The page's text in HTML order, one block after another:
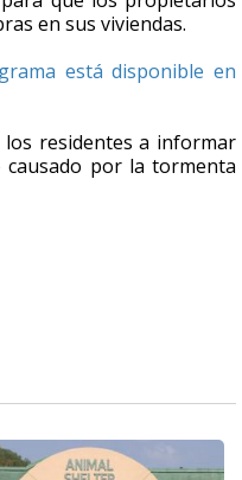
en sus viviendas.
está disponible en
residentes a informar
por la tormenta